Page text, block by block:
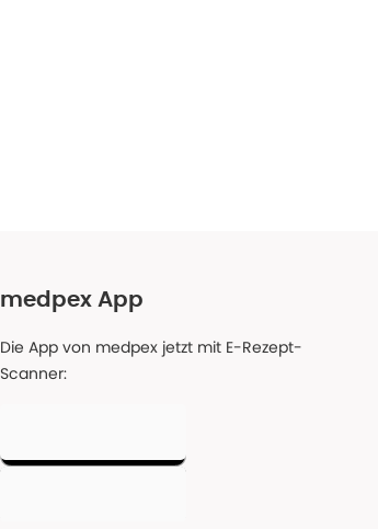
medpex App
Die App von medpex jetzt mit E-Rezept-
Scanner: